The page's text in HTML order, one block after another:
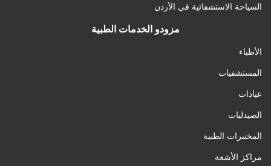
السياحة الاستشفائية في الأردن
مزودو الخدمات الطبية
الأطباء
المستشفيات
عيادات
الصيدليات
المختبرات الطبية
مراكز الأشعة